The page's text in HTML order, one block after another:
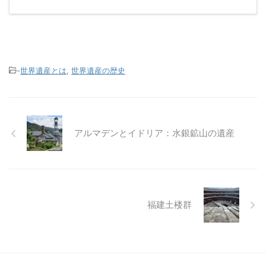
-世界遺産とは 世界遺産の歴史
アルマデンとイドリア：水銀鉱山の遺産
福建土楼群